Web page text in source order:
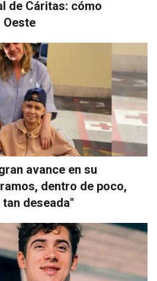
de Cáritas: cómo
Oeste
avance en su
dentro de poco,
deseada"